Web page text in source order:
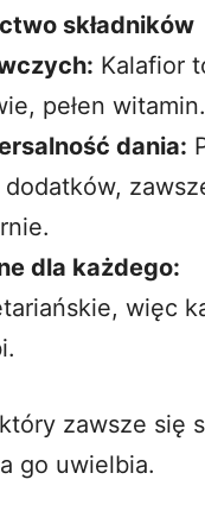
składników
Kalafior
pełen witamin.
dania:
dla każdego:
więc
zawsze się
go uwielbia.